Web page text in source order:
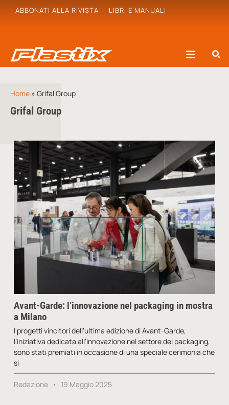
ABBONATI ALLA RIVISTA LIBRI E MANUALI
Home » Grifal Group
Grifal Group
Avant-Garde: l’innovazione nel packaging in mostra
a Milano
I progetti vincitori dell’ultima edizione di Avant-Garde,
l’iniziativa dedicata all’innovazione nel settore del packaging,
sono stati premiati in occasione di una speciale cerimonia che
si
Redazione 19 Maggio 2025